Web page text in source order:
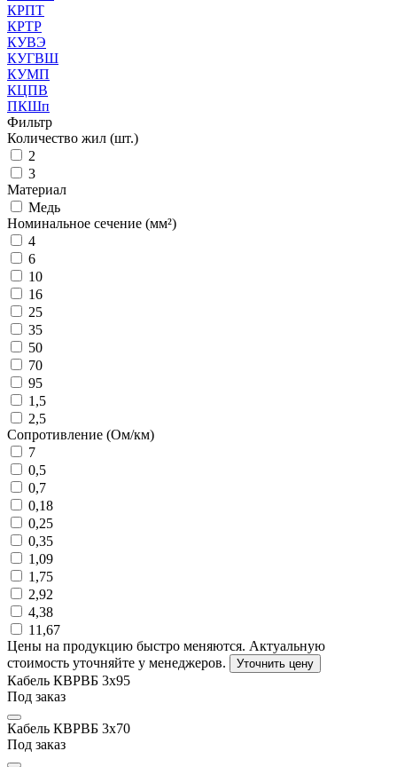
КРПТ
КРТР
КУВЭ
КУГВШ
КУМП
КЦПВ
ПКШп
Фильтр
Количество жил (шт.)
2
3
Материал
Медь
Номинальное сечение (мм²)
4
6
10
16
25
35
50
70
95
1,5
2,5
Сопротивление (Ом/км)
7
0,5
0,7
0,18
0,25
0,35
1,09
1,75
2,92
4,38
11,67
Цены на продукцию быстро меняются. Актуальную
стоимость уточняйте у менеджеров.
Уточнить цену
Кабель КВРВБ 3х95
Под заказ
Кабель КВРВБ 3х70
Под заказ